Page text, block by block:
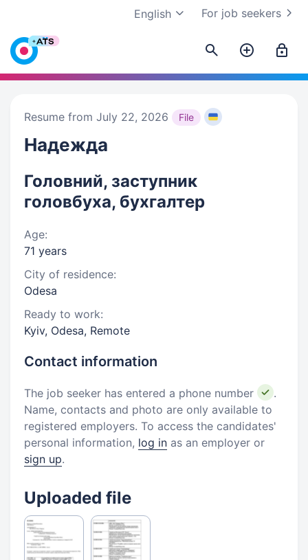
For job seekers
English
Resume from July 22, 2026 File
Надежда
Головний, заступник
головбуха, бухгалтер
Age:
71 years
City of residence:
Odesa
Ready to work:
Kyiv, Odesa, Remote
Contact information
The job seeker has entered a phone number
.
Name, contacts and photo are only available to
registered employers. To access the candidates'
personal information, log in as an employer or
sign up.
Uploaded file